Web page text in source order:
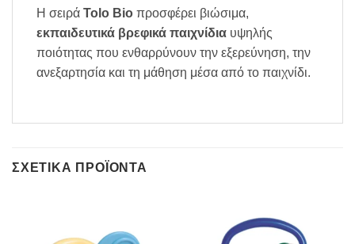
Η σειρά Tolo Bio προσφέρει βιώσιμα,
εκπαιδευτικά βρεφικά παιχνίδια υψηλής
ποιότητας που ενθαρρύνουν την εξερεύνηση, την
ανεξαρτησία και τη μάθηση μέσα από το παιχνίδι.
ΣΧΕΤΙΚΆ ΠΡΟΪΌΝΤΑ